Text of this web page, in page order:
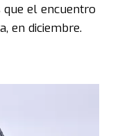
el encuentro
en diciembre.